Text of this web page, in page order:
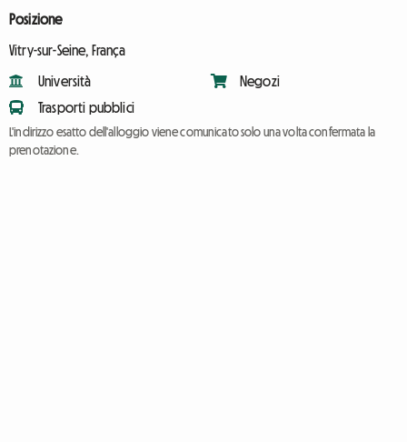
Posizione
Vitry-sur-Seine, França
Università
Trasporti pubblici
Negozi
L'indirizzo esatto dell'alloggio viene comunicato solo una volta confermata la
prenotazione.